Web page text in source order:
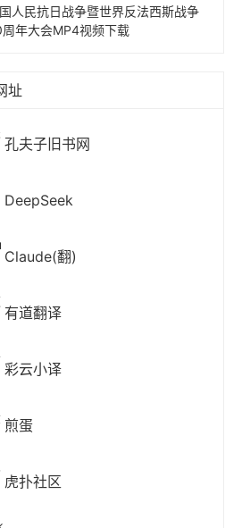
人民抗日战争暨世界反法西斯战争
年大会MP4视频下载
址
孔夫子旧书网
DeepSeek
Claude(翻)
有道翻译
彩云小译
煎蛋
虎扑社区